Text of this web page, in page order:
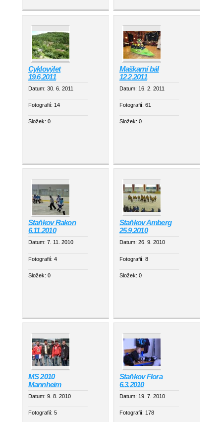
Cyklovýlet
19.6.2011
Datum: 30. 6. 2011
Fotografií: 14
Složek: 0
Maškarní bál
12.2.2011
Datum: 16. 2. 2011
Fotografií: 61
Složek: 0
Staňkov Rakon
6.11.2010
Datum: 7. 11. 2010
Fotografií: 4
Složek: 0
Staňkov Amberg
25.9.2010
Datum: 26. 9. 2010
Fotografií: 8
Složek: 0
MS 2010
Mannheim
Datum: 9. 8. 2010
Fotografií: 5
Staňkov Flora
6.3.2010
Datum: 19. 7. 2010
Fotografií: 178